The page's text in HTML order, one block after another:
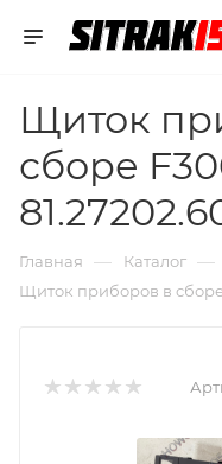
Щиток
сборе
Главная — Каталог —
Щиток приборов в сборе